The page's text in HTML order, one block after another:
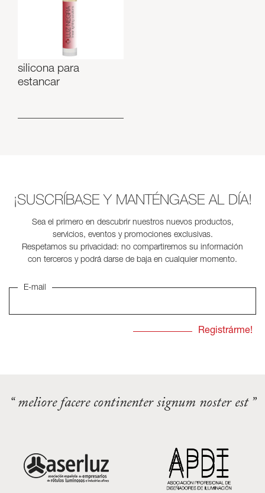
silicona para
estancar
¡SUSCRÍBASE Y MANTÉNGASE AL DÍA!
Sea el primero en descubrir nuestros nuevos productos,
servicios, eventos y promociones exclusivas.
Respetamos su privacidad: no compartiremos su información
con terceros y podrá darse de baja en cualquier momento.
E-mail
“ meliore facere continenter signum noster est ”